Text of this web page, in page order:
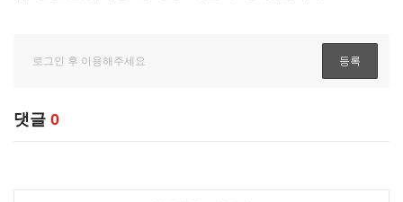
댓글 0